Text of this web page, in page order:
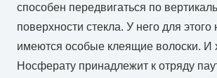
способен передвигаться по
поверхности стекла. У него для этого
имеются особые клеящие волоски. И
Носферату принадлежит к отряду